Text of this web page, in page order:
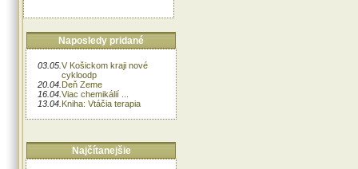
Naposledy pridané
03.05. V Košickom kraji nové
cykloodp
20.04. Deň Zeme
16.04. Viac chemikálií ...
13.04. Kniha: Vtáčia terapia
Najčítanejšie